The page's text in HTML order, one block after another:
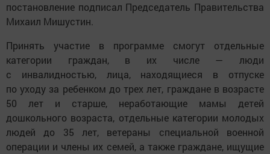
постановление подписал Председатель Правительства
Михаил Мишустин.
Принять участие в программе смогут отдельные
категории граждан, в их числе — люди
с инвалидностью, лица, находящиеся в отпуске
по уходу за ребенком до трех лет, граждане в возрасте
50 лет и старше, неработающие мамы детей
дошкольного возраста, отдельные категории молодых
людей до 35 лет, ветераны специальной военной
операции и члены их семей, а также граждане, ищущие